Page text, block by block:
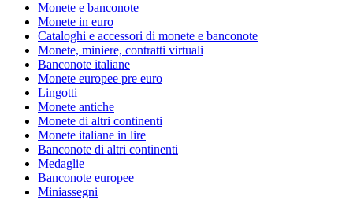
Monete e banconote
Monete in euro
Cataloghi e accessori di monete e banconote
Monete, miniere, contratti virtuali
Banconote italiane
Monete europee pre euro
Lingotti
Monete antiche
Monete di altri continenti
Monete italiane in lire
Banconote di altri continenti
Medaglie
Banconote europee
Miniassegni